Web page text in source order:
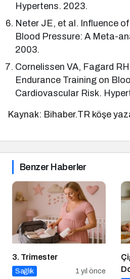
Hypertens. 2023.
Neter JE, et al. Influence
Blood Pressure: A Meta-
2003.
Cornelissen VA, Fagard
Endurance Training on
Cardiovascular Risk.
Kaynak: Bihaber.TR köşe
Benzer Haberler
3. Trimester
Sağlık 1 yıl önce